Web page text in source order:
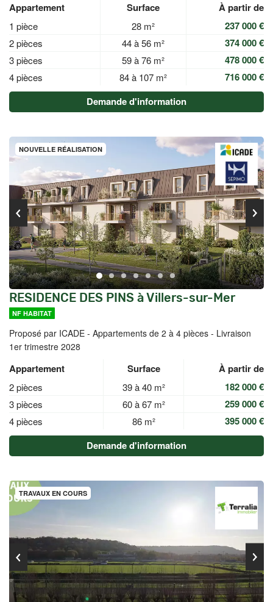
Appartement Surface À partir de
1 pièce 28 m² 237 000 €
2 pièces 44 à 56 m² 374 000 €
3 pièces 59 à 76 m² 478 000 €
4 pièces 84 à 107 m²
716 000 €
Demande d'information
NOUVELLE RÉALISATION
RESIDENCE DES PINS à Villers-sur-Mer
NF HABITAT
Proposé par ICADE - Appartements de 2 à 4 pièces - Livraison
1er trimestre 2028
Appartement Surface À partir de
2 pièces 39 à 40 m² 182 000 €
3 pièces 60 à 67 m² 259 000 €
4 pièces 86 m²
395 000 €
Demande d'information
TRAVAUX EN COURS